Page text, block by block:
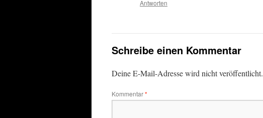
Antworten
Schreibe einen Kommentar
Deine E-Mail-Adresse wird nicht veröffentlicht.
Kommentar*